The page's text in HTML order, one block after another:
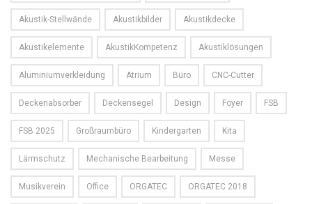
Akustik-Stellwände Akustikbilder Akustikdecke
Akustikelemente AkustikKompetenz Akustiklösungen
Aluminiumverkleidung Atrium Büro CNC-Cutter
Deckenabsorber Deckensegel Design Foyer FSB
FSB 2025 Großraumbüro Kindergarten Kita
Lärmschutz Mechanische Bearbeitung Messe
Musikverein Office ORGATEC ORGATEC 2018